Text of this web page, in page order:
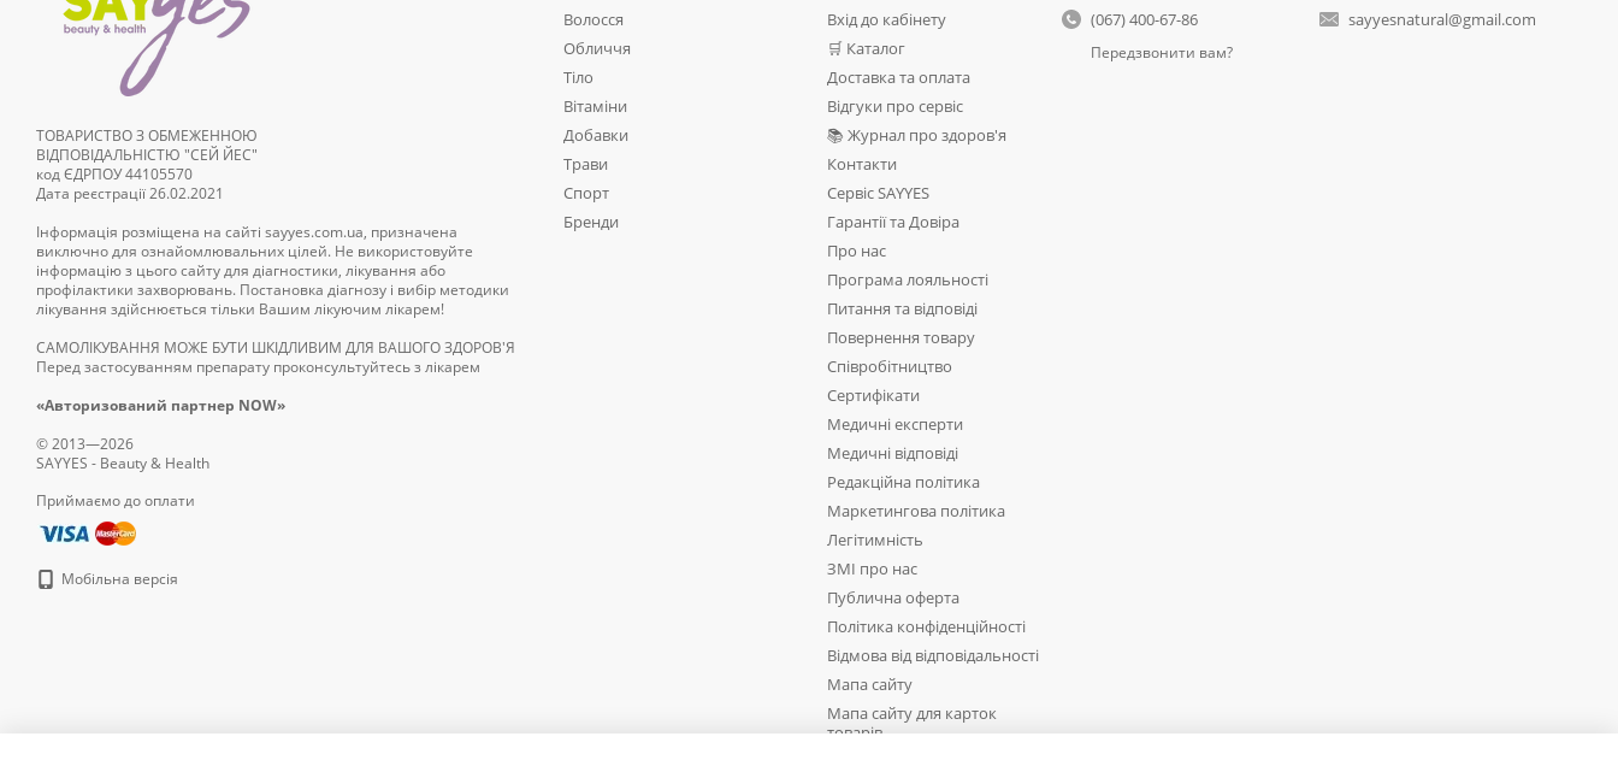
ТОВАРИСТВО З ОБМЕЖЕННОЮ
ВІДПОВІДАЛЬНІСТЮ "СЕЙ ЙЕС"
код ЄДРПОУ 44105570
Дата реєстрації 26.02.2021
Інформація розміщена на сайті sayyes.com.ua, призначена
виключно для ознайомлювальних цілей. Не використовуйте
інформацію з цього сайту для діагностики, лікування або
профілактики захворювань. Постановка діагнозу і вибір методики
лікування здійснюється тільки Вашим лікуючим лікарем!
САМОЛІКУВАННЯ МОЖЕ БУТИ ШКІДЛИВИМ ДЛЯ ВАШОГО ЗДОРОВ'Я
Перед застосуванням препарату проконсультуйтесь з лікарем
«Авторизований партнер NOW»
© 2013—2026
SAYYES - Beauty & Health
Приймаємо до оплати
Мобільна версія
Волосся
Обличчя
Тіло
Вітаміни
Добавки
Трави
Спорт
Бренди
Вхід до кабінету
🛒 Каталог
Доставка та оплата
Відгуки про сервіс
📚 Журнал про здоров'я
Контакти
Сервіс SAYYES
Гарантії та Довіра
Про нас
Програма лояльності
Питання та відповіді
Повернення товару
Співробітництво
Сертифікати
Медичні експерти
Медичні відповіді
Редакційна політика
Маркетингова політика
Легітимність
ЗМІ про нас
Публична оферта
Політика конфіденційності
Відмова від відповідальності
Мапа сайту
Мапа сайту для карток
товарів
(067) 400-67-86
Передзвонити вам?
sayyesnatural@gmail.com